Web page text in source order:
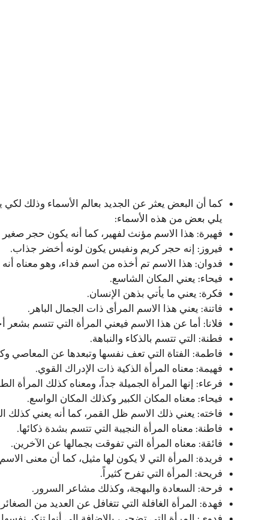
كما أن البعض يعثر عن الجديد بعالم الأسماء وذلك لكي
يلي بعض من هذه الأسماء:
فهيرة: هذا الاسم مؤنث لفهير، كما أنه يكون حجر
فيروز: إنه حجر كريم ونفيس يكون لونه أخضر جذاب.
فدوان: هذا الاسم تم أخذه من اسم فداء، وهو معناه
فيحاء: يعني المكان الشاسع.
فكرة: يعني ما يأتي بذهن الإنسان.
فاتنة: يعني هذا الاسم المرأى ذات الجمال الباهر.
فلانا: أما عن هذا الاسم فيعني المرأة التي تتسم بشعر
فطنة: التي تتسم بالذكاء والنباهة.
فاطمة: الفتاة التي تعف نفسها وتبعدها عن المعاصي
فهيمة: معناه المرأة الذكية ذات الإدراك القوي.
فرعاء: إنها المرأة الجميلة جداً، ومعناه كذلك المرأة
فيحاء: معناه المكان الكبير وكذلك المكان الواسع.
فاخته: يعني ذلك الاسم ظل القمر، كما أنه يعني
فاطنة: معناه المرأة النجيبة التي تتسم بشدة ذكائها.
فائقة: معناه المرأة التي تفوقت بجمالها عن الآخرين.
فريدة: المرأة التي لا يكون لها مثيل، كما أن معنى
فريحة: المرأة التي تفرح كثيراً.
فرحة: السعادة والبهجة، وكذلك مشاعر السرور.
فهدة: المرأة الغافلة التي تتغافل عن العديد من